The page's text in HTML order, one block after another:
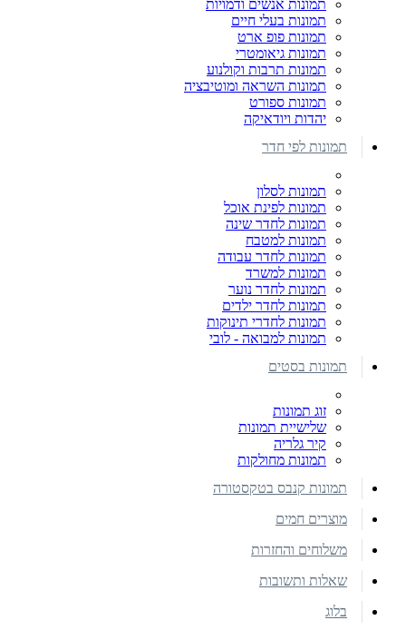
תמונות אנשים ודמויות
תמונות בעלי חיים
תמונות פופ ארט
תמונות גיאומטרי
תמונות תרבות וקולנוע
תמונות השראה ומוטיבציה
תמונות ספורט
יהדות ויודאיקה
תמונות לפי חדר
תמונות לסלון
תמונות לפינת אוכל
תמונות לחדר שינה
תמונות למטבח
תמונות לחדר עבודה
תמונות למשרד
תמונות לחדר נוער
תמונות לחדר ילדים
תמונות לחדרי תינוקות
תמונות למבואה - לובי
תמונות בסטים
זוג תמונות
שלישיית תמונות
קיר גלריה
תמונות מחולקות
תמונות קנבס בטקסטורה
מוצרים חמים
משלוחים והחזרות
שאלות ותשובות
בלוג